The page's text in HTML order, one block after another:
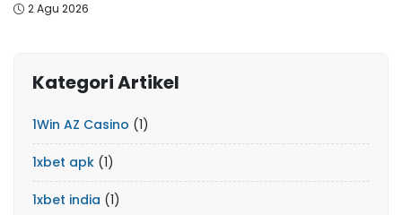
2 Agu 2026
Kategori Artikel
1Win AZ Casino (1)
1xbet apk (1)
1xbet india (1)